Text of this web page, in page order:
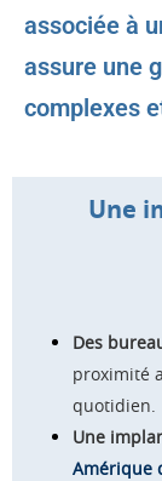
associée à
assure une
complexes
Une
Des
proximité
quotidien.
Une
Amérique